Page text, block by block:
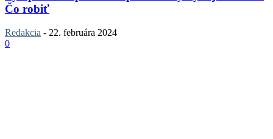
Čo robiť
Redakcia - 22. februára 2024
0